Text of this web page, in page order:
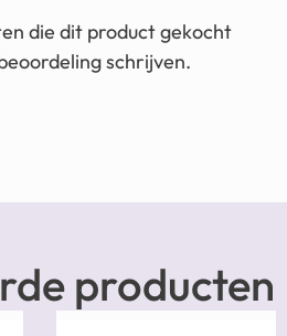
die dit product gekocht
schrijven.
producten